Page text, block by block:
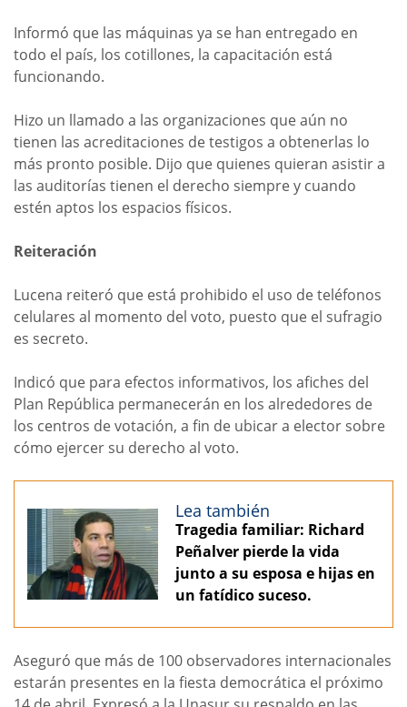
Informó que las máquinas ya se han entregado en
todo el país, los cotillones, la capacitación está
funcionando.
Hizo un llamado a las organizaciones que aún no
tienen las acreditaciones de testigos a obtenerlas lo
más pronto posible. Dijo que quienes quieran asistir a
las auditorías tienen el derecho siempre y cuando
estén aptos los espacios físicos.
Reiteración
Lucena reiteró que está prohibido el uso de teléfonos
celulares al momento del voto, puesto que el sufragio
es secreto.
Indicó que para efectos informativos, los afiches del
Plan República permanecerán en los alrededores de
los centros de votación, a fin de ubicar a elector sobre
cómo ejercer su derecho al voto.
Lea también
Tragedia familiar: Richard
Peñalver pierde la vida
junto a su esposa e hijas en
un fatídico suceso.
Aseguró que más de 100 observadores internacionales
estarán presentes en la fiesta democrática el próximo